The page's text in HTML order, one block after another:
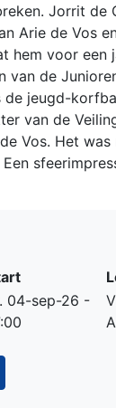
Jorrit de
Arie de Vos
hem voor een
van de
jeugd-
van de
Vos. Het
04-sep-26 -